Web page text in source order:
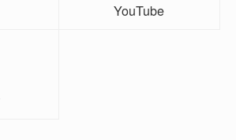
YouTube